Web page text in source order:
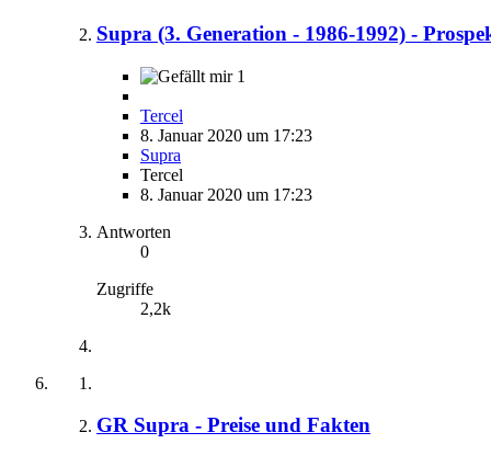
Supra (3. Generation - 1986-1992) -
1
Tercel
8. Januar 2020 um 17:23
Supra
Tercel
8. Januar 2020 um 17:23
Antworten
0
Zugriffe
2,2k
GR Supra - Preise und Fakten